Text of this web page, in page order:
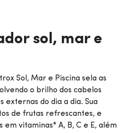
sol, mar e
Sol, Mar e Piscina sela as
o brilho dos cabelos
externas do dia a dia. Sua
de frutas refrescantes, e
em vitaminas* A, B, C e E, além